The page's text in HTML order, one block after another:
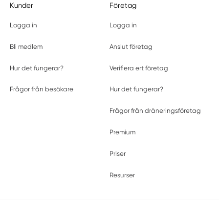
Kunder
Logga in
Bli medlem
Hur det fungerar?
Frågor från besökare
Företag
Logga in
Anslut företag
Verifiera ert företag
Hur det fungerar?
Frågor från dräneringsföretag
Premium
Priser
Resurser